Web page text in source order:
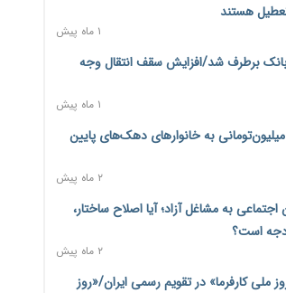
۲ روز پیش
کارت» برای دانشجویان تحصیلات تکمیلی
شبکه بانکی؛ افزایش سپرده قانونی با هدف
ترمز تولید خودرو کشیده شد؛ افت ۲۵ درصدی تیراژ ایران‌خودرو،
۲ روز پیش
هستند
۱ ماه پیش
خدمات ۴ بانک برطرف شد/افزایش سقف انتقال وجه
۱ ماه پیش
پرداخت اعتبار ۳۰ میلیون‌تومانی به خانوارهای دهک‌های پایین
۲ ماه پیش
به مشاغل آزاد؛ آیا اصلاح ساختار،
است؟
۲ ماه پیش
ملی کارفرما» در تقویم رسمی ایران/«روز